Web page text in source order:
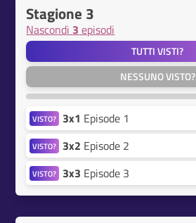
Stagione 3
Nascondi 3 episodi
TUTTI VISTI?
NESSUNO VISTO?
VISTO? 3x1 Episode 1
VISTO? 3x2 Episode 2
VISTO? 3x3 Episode 3